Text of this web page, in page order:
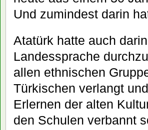
Und zumindest darin
Atatürk hatte auch
Landessprache
allen ethnischen
Türkischen verlangt
Erlernen der alten
den Schulen verbannt